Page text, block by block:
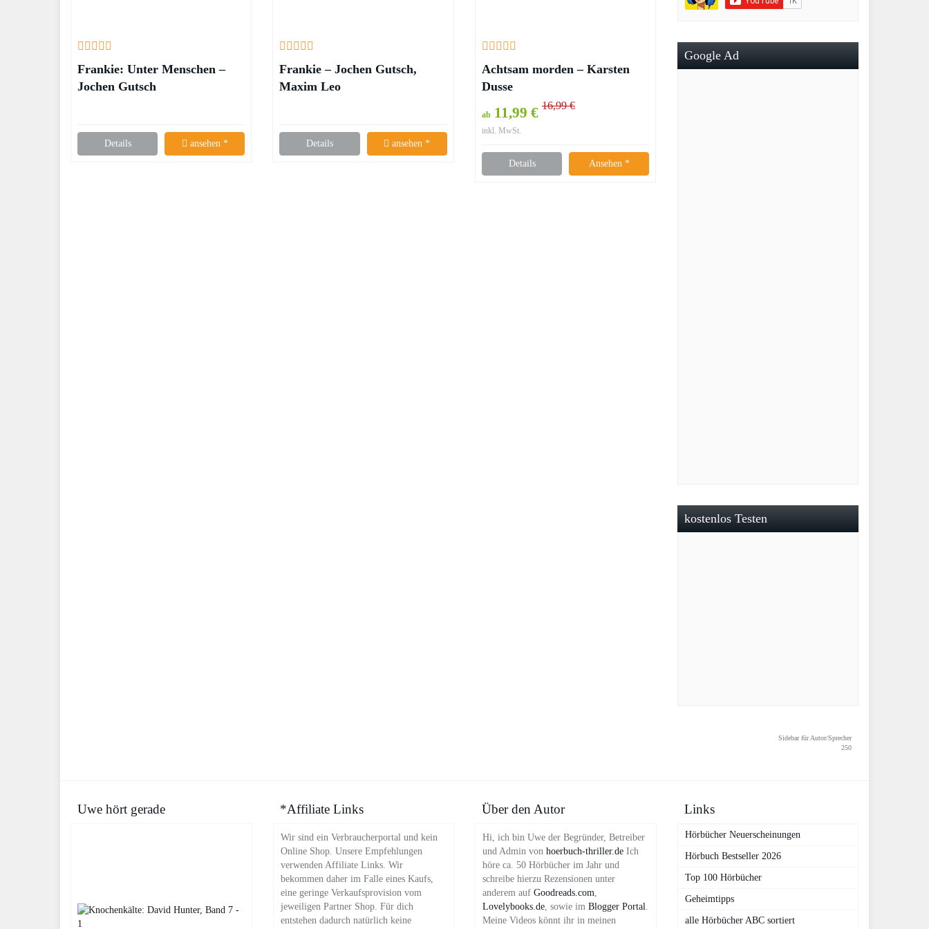
Frankie: Unter Menschen –
Jochen Gutsch
Details ansehen *
Frankie – Jochen Gutsch,
Maxim Leo
Details ansehen *
Achtsam morden – Karsten
Dusse
ab11,99 € 16,99 €
inkl. MwSt.
Details Ansehen *
Google Ad
kostenlos Testen
Sidebar für Autor/Sprecher
250
Uwe hört gerade *Affiliate Links
Wir sind ein Verbraucherportal und kein
Online Shop. Unsere Empfehlungen
verwenden Affiliate Links. Wir
bekommen daher im Falle eines Kaufs,
eine geringe Verkaufsprovision vom
jeweiligen Partner Shop. Für dich
entstehen dadurch natürlich keine
Über den Autor
Hi, ich bin Uwe der Begründer, Betreiber
und Admin von hoerbuch-thriller.de Ich
höre ca. 50 Hörbücher im Jahr und
schreibe hierzu Rezensionen unter
anderem auf Goodreads.com,
Lovelybooks.de, sowie im Blogger Portal.
Meine Videos könnt ihr in meinen
Links
Hörbücher Neuerscheinungen
Hörbuch Bestseller 2026
Top 100 Hörbücher
Geheimtipps
alle Hörbücher ABC sortiert